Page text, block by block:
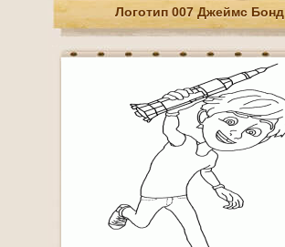
Логотип 007 Джеймс Бонд